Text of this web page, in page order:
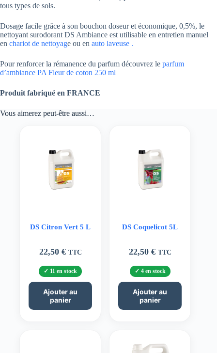
tous types de sols.
Dosage facile grâce à son bouchon doseur et économique, 0,5%, le
nettoyant surodorant DS Ambiance est utilisable en entretien manuel
en chariot de nettoyage ou en auto laveuse .
Pour renforcer la rémanence du parfum découvrez le parfum
d’ambiance PA Fleur de coton 250 ml
Produit fabriqué en FRANCE
Vous aimerez peut-être aussi…
DS Citron Vert 5 L
22,50 € TTC
11 en stock
Ajouter au
panier
DS Coquelicot 5L
22,50 € TTC
4 en stock
Ajouter au
panier